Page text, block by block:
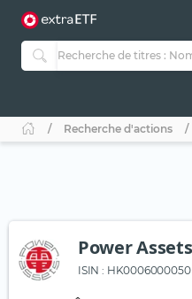
Recherche d'actions
Power
ISIN : HK0006000050